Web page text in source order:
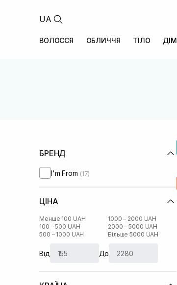
UA
ВОЛОССЯ ОБЛИЧЧЯ ТІЛО ДІМ
БРЕНД
I'm From (17)
ЦІНА
Менше 100 UAH
100 – 500 UAH
500 – 1000 UAH
1000 – 2000 UAH
2000 – 5000 UAH
Більше 5000 UAH
Від До